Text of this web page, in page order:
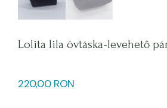
Lolita lila övtáska-levehető
220,00 RON